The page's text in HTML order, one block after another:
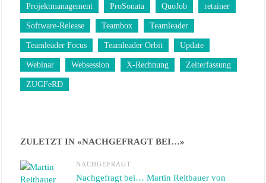
Projektmanagement ProSonata QuoJob retainer
Software-Release Teambox Teamleader
Teamleader Focus Teamleader Orbit Update
Webinar Websession X-Rechnung Zeiterfassung
ZUGFeRD
ZULETZT IN «NACHGEFRAGT BEI…»
NACHGEFRAGT
Nachgefragt bei… Martin Reitbauer von